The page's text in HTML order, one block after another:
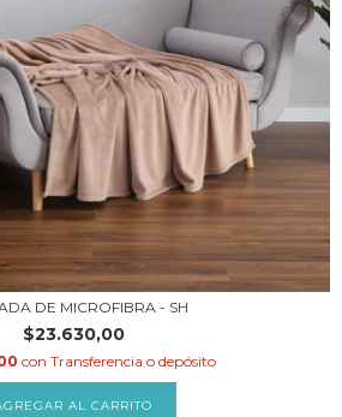
DE MICROFIBRA - SH
$23.630,00
con Transferencia o depósito
AL CARRITO